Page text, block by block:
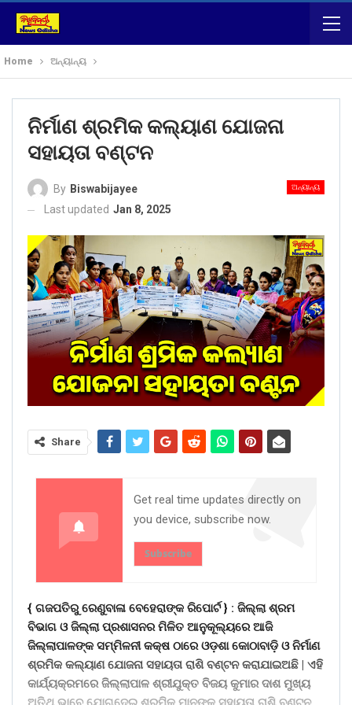
Home ଅନ୍ୟାନ୍ୟ
ନିର୍ମାଣ ଶ୍ରମିକ କଲ୍ୟାଣ ଯୋଜନା
ସହାୟତା ବଣ୍ଟନ
ଅନ୍ୟାନ୍ୟ
By Biswabijayee
Last updated Jan 8, 2025
Share
Get real time updates directly on
you device, subscribe now.
Subscribe
{ ଗଜପତିରୁ ରେଣୁବାଳା ବେହେରାଙ୍କ ରିପୋର୍ଟ } : ଜିଲ୍ଲା ଶ୍ରମ
ବିଭାଗ ଓ ଜିଲ୍ଲା ପ୍ରଶାସନର ମିଳିତ ଆନୁକୂଲ୍ୟରେ ଆଜି
ଜିଲ୍ଲାପାଳଙ୍କ ସମ୍ମିଳନୀ କକ୍ଷ ଠାରେ ଓଡ଼ଶା କୋଠାବାଡ଼ି ଓ ନିର୍ମାଣ
ଶ୍ରମିକ କଲ୍ୟାଣ ଯୋଜନା ସହାୟତା ରାଶି ବଣ୍ଟନ କରାଯାଇଅଛି | ଏହି
କାର୍ଯ୍ୟକ୍ରମରେ ଜିଲ୍ଲାପାଳ ଶ୍ରୀଯୁକ୍ତ ବିଜୟ କୁମାର ଦାଶ ମୁଖ୍ୟ